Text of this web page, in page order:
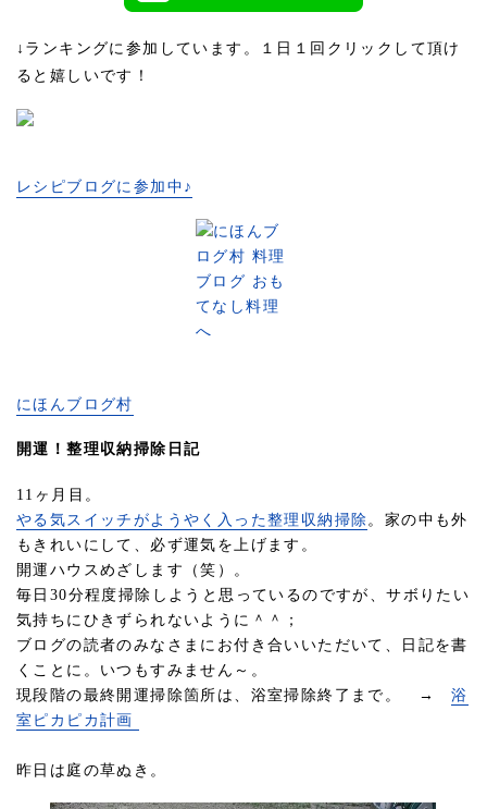
↓ランキングに参加しています。１日１回クリックして頂け
ると嬉しいです！
レシピブログに参加中♪
にほんブログ村
開運！整理収納掃除日記
11ヶ月目。
やる気スイッチがようやく入った整理収納掃除 。家の中も外
もきれいにして、必ず運気を上げます。
開運ハウスめざします（笑）。
毎日30分程度掃除しようと思っているのですが、サボりたい
気持ちにひきずられないように＾＾；
ブログの読者のみなさまにお付き合いいただいて、日記を書
くことに。いつもすみません～。
現段階の最終開運掃除箇所は、浴室掃除終了まで。 →浴
室ピカピカ計画
昨日は庭の草ぬき。